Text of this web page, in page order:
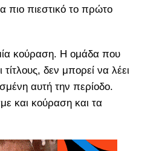
πιο πιεστικό το πρώτο
κούραση. Η ομάδα που
τίτλους, δεν μπορεί να λέει
αυτή την περίοδο.
και κούραση και τα